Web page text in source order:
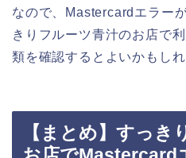
なので、Mastercardエラー
きりフルーツ青汁のお店で
類を確認するとよいかもしれ
【まとめ】すっき